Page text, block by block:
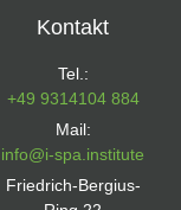
Kontakt
Tel.:
+49 9314104 884
Mail:
info@i-spa.institute
Friedrich-Bergius-